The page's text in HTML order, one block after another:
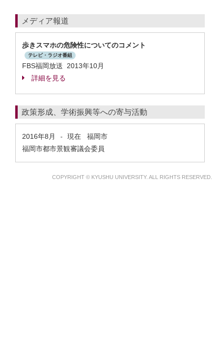
メディア報道
歩きスマホの危険性についてのコメント
テレビ・ラジオ番組
FBS福岡放送 2013年10月
詳細を見る
政策形成、学術振興等への寄与活動
2016年8月 - 現在 福岡市
福岡市都市景観審議会委員
COPYRIGHT © KYUSHU UNIVERSITY. ALL RIGHTS RESERVED.